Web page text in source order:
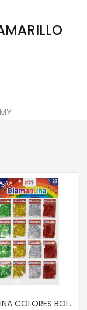
DIAMANTINA COLORES BOLSITAS 2.7G COL AZUL